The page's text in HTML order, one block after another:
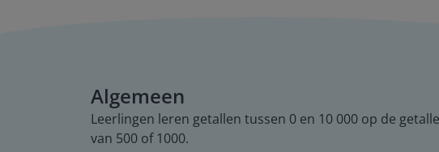
Algemeen
Leerlingen leren getallen tussen 0 en 10 000 op de
van 500 of 1000.